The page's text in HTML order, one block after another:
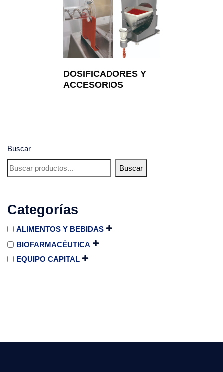
Buscar
Buscar
Categorías
ALIMENTOS Y BEBIDAS
BIOFARMACÉUTICA
EQUIPO CAPITAL
DOSIFICADORES Y
ACCESORIOS